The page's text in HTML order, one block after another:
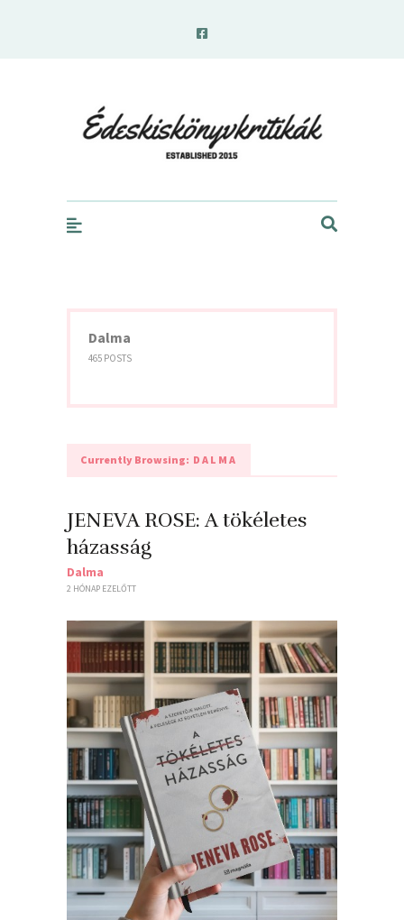
Dalma
465 POSTS
Currently Browsing: DALMA
JENEVA ROSE: A ​tökéletes
házasság
Dalma
2 HÓNAP EZELŐTT